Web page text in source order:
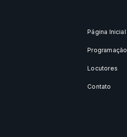
Página Inicial
Programação
Locutores
Contato